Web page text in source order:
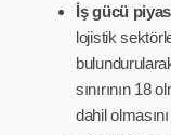
İş gücü
lojistik
sınırının 18
dahil